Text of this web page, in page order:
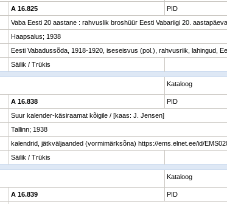
A 16.825 PID
Vaba Eesti 20 aastane : rahvuslik broshüür Eesti Vabariigi 20.
Haapsalus; 1938
Eesti Vabadussõda, 1918-1920, iseseisvus (pol.), rahvusriik, lahingud,
Säilik / Trükis
Kataloog
A 16.838 PID
Suur kalender-käsiraamat kõigile / [kaas: J. Jensen]
Tallinn; 1938
kalendrid, jätkväljaanded (vormimärksõna) https://ems.elnet.ee/id/
Säilik / Trükis
Kataloog
A 16.839 PID